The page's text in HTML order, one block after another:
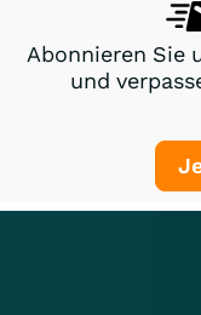
Abonnieren Sie
und